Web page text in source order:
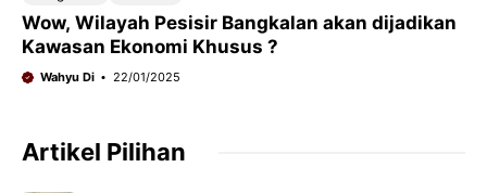
Wow, Wilayah Pesisir Bangkalan akan dijadikan
Kawasan Ekonomi Khusus ?
Wahyu Di 22/01/2025
Artikel Pilihan